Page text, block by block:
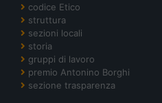
codice Etico
struttura
sezioni locali
storia
gruppi di lavoro
premio Antonino Borghi
sezione trasparenza